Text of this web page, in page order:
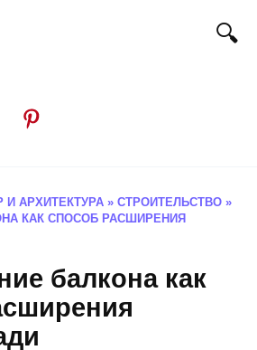
И АРХИТЕКТУРА » СТРОИТЕЛЬСТВО »
КАК СПОСОБ РАСШИРЕНИЯ
балкона как